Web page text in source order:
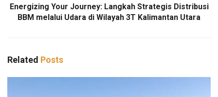
Energizing Your Journey: Langkah Strategis Distribusi
BBM melalui Udara di Wilayah 3T Kalimantan Utara
Related Posts